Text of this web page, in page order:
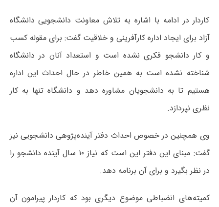
کاردار در ادامه با اشاره به تلاش معاونت دانشجویی دانشگاه
آزاد برای ایجاد اداره کارآفرینی و خلاقیت گفت: برای مقوله کسب
و کار دانشجو فکری نشده است و استعداد آنان در دانشگاه
شناخته نشده است به همین خاطر در حال احداث این اداره
هستیم تا به دانشجویان مشاوره دهد و دانشگاه تنها به کار
نظری نپردازد.
وی همچنین در خصوص احداث دفتر آینده‌پژوهی دانشجویی نیز
گفت: مبنای این دفتر این است که نیاز ۱۰ سال آینده دانشجو را
در نظر بگیرد و برای آن برنامه دهد.
کمیته‌های انضباطی موضوع دیگری بود که کاردار پیرامون آن